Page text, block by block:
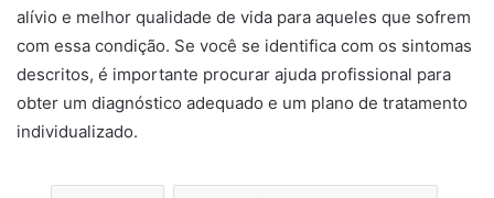
alívio e melhor qualidade de vida para aqueles que sofrem
com essa condição. Se você se identifica com os sintomas
descritos, é importante procurar ajuda profissional para
obter um diagnóstico adequado e um plano de tratamento
individualizado.